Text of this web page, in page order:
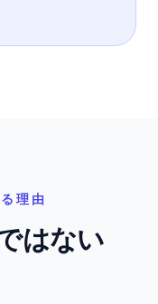
理由
はない